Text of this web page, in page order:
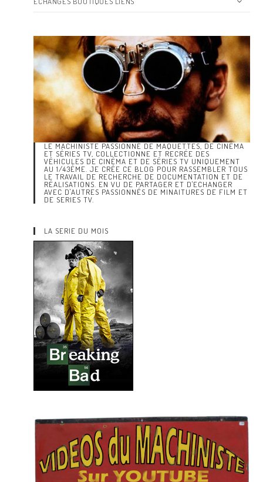
LE MACHINISTE PASSIONNÉ DE MAQUETTES, DE CINÉMA
ET SÉRIES TV, COLLECTIONNE ET RECRÉE DES
VÉHICULES DE CINÉMA ET DE SÉRIES TV UNIQUEMENT
AU 1/43ÈME. JE CRÉE CE BLOG POUR RASSEMBLER TOUS
LE TRAVAIL DE RECHERCHE DE DOCUMENTATION ET DE
RÉALISATIONS. EN VU DE PARTAGER ET D'ECHANGER
AVEC D'AUTRES PASSIONNÉS DE MINAITURES DE FILM ET
DE SERIES TV.
LA SERIE DU MOIS